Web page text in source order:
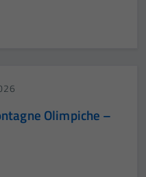
Olimpiche –